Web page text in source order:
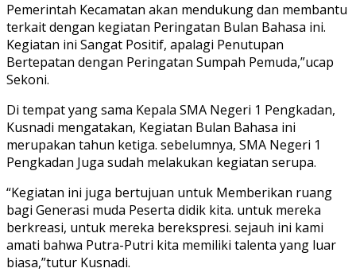
Pemerintah Kecamatan akan mendukung dan membantu
terkait dengan kegiatan Peringatan Bulan Bahasa ini.
Kegiatan ini Sangat Positif, apalagi Penutupan
Bertepatan dengan Peringatan Sumpah Pemuda,”ucap
Sekoni.
Di tempat yang sama Kepala SMA Negeri 1 Pengkadan,
Kusnadi mengatakan, Kegiatan Bulan Bahasa ini
merupakan tahun ketiga. sebelumnya, SMA Negeri 1
Pengkadan Juga sudah melakukan kegiatan serupa.
“Kegiatan ini juga bertujuan untuk Memberikan ruang
bagi Generasi muda Peserta didik kita. untuk mereka
berkreasi, untuk mereka berekspresi. sejauh ini kami
amati bahwa Putra-Putri kita memiliki talenta yang luar
biasa,”tutur Kusnadi.